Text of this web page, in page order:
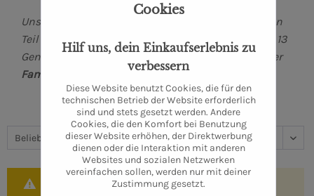
Unser landwirtschaftlicher Betrieb ist im südlichen
Teil des
Landkreises Nienburg gelegen . Schon seit 13
Generationen befindet sich unser Hof im Besitz der
Familie Oldenburg
Leider wurden keine Artikel gefunden!
Cookies
Hilf uns, dein Einkaufserlebnis zu
verbessern
Diese Website benutzt Cookies, die für den
technischen Betrieb der Website erforderlich
sind und stets gesetzt werden. Andere
Cookies, die den Komfort bei Benutzung
dieser Website erhöhen, der Direktwerbung
dienen oder die Interaktion mit anderen
Websites und sozialen Netzwerken
vereinfachen sollen, werden nur mit deiner
Zustimmung gesetzt.